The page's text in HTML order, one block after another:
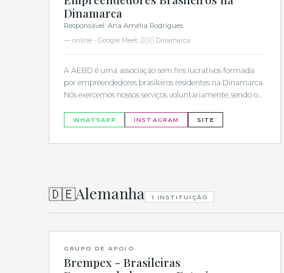
Dinamarca
Responsável: Ana Amélia Rodrigues
— online - Google Meet, 🇩🇰 Dinamarca
A AEBD é uma associação sem fins lucrativos formada
por empreendedores brasileiros residentes na Dinamarca.
Nós exercemos nossos serviços voluntariamente, sendo o
associados e a prestação de serviços para o
por brasileiros.
WHATSAPP INSTAGRAM SITE
🇩🇪Alemanha 1 INSTITUIÇÃO
‹ ›
GRUPO DE APOIO
Brempex - Brasileiras